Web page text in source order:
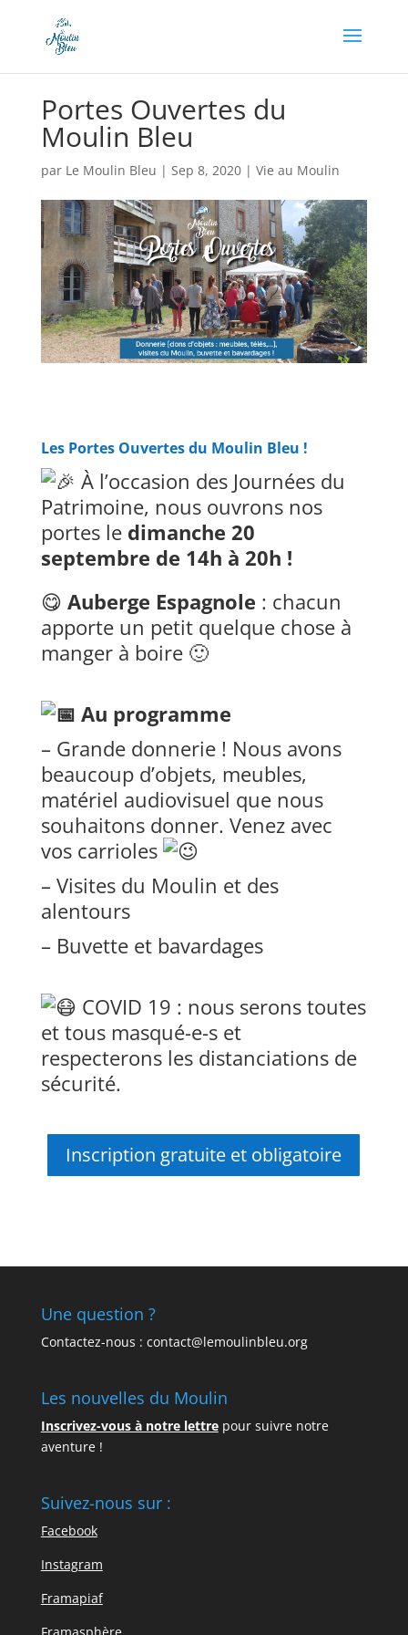
Portes Ouvertes du
Moulin Bleu
par Le Moulin Bleu | Sep 8, 2020| Vie au Moulin
Les Portes Ouvertes du Moulin Bleu !
À l’occasion des Journées du
Patrimoine, nous ouvrons nos
portes le dimanche 20
septembre de 14h à 20h !
😋 Auberge Espagnole : chacun
apporte un petit quelque chose à
manger à boire 🙂
Au programme
– Grande donnerie ! Nous avons
beaucoup d’objets, meubles,
matériel audiovisuel que nous
souhaitons donner. Venez avec
vos carrioles
– Visites du Moulin et des
alentours
– Buvette et bavardages
COVID 19 : nous serons toutes
et tous masqué-e-s et
respecterons les distanciations de
sécurité.
Inscription gratuite et obligatoire
Une question ?
Contactez-nous : contact@lemoulinbleu.org
Les nouvelles du Moulin
Inscrivez-vous à notre lettrepour suivre notre
aventure !
Suivez-nous sur :
Facebook
Instagram
Framapiaf
Appel à dons en cours, soutenez-nous en cliquant